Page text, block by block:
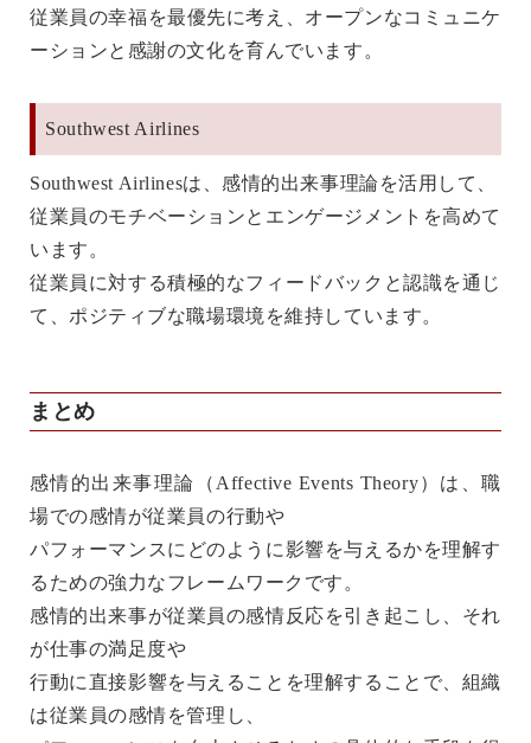
従業員の幸福を最優先に考え、オープンなコミュニケ
ーションと感謝の文化を育んでいます。
Southwest Airlines
Southwest Airlinesは、感情的出来事理論を活用して、
従業員のモチベーションとエンゲージメントを高めて
います。
従業員に対する積極的なフィードバックと認識を通じ
て、ポジティブな職場環境を維持しています。
まとめ
感情的出来事理論（Affective Events Theory）は、職
場での感情が従業員の行動や
パフォーマンスにどのように影響を与えるかを理解す
るための強力なフレームワークです。
感情的出来事が従業員の感情反応を引き起こし、それ
が仕事の満足度や
行動に直接影響を与えることを理解することで、組織
は従業員の感情を管理し、